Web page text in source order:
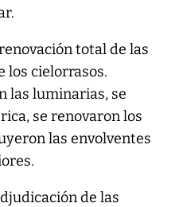
total de las
los cielorrasos.
las luminarias, se
se renovaron los
las envolventes
de las